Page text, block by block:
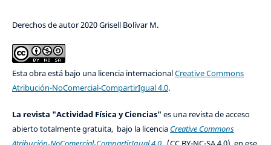
Derechos de autor 2020 Grisell Bolívar M.
Esta obra está bajo una licencia internacionalCreative Commons
Atribución-NoComercial-CompartirIgual 4.0.
La revista "Actividad Física y Ciencias" es una revista de acceso
abierto totalmente gratuita, bajo la licencia Creative Commons